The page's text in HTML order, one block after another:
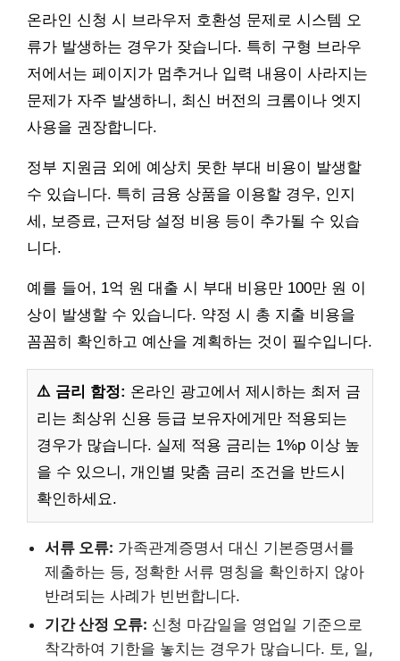
온라인 신청 시 브라우저 호환성 문제로 시스템 오
류가 발생하는 경우가 잦습니다. 특히 구형 브라우
저에서는 페이지가 멈추거나 입력 내용이 사라지는
문제가 자주 발생하니, 최신 버전의 크롬이나 엣지
사용을 권장합니다.
정부 지원금 외에 예상치 못한 부대 비용이 발생할
수 있습니다. 특히 금융 상품을 이용할 경우, 인지
세, 보증료, 근저당 설정 비용 등이 추가될 수 있습
니다.
예를 들어, 1억 원 대출 시 부대 비용만 100만 원 이
상이 발생할 수 있습니다. 약정 시 총 지출 비용을
꼼꼼히 확인하고 예산을 계획하는 것이 필수입니다.
⚠️ 금리 함정: 온라인 광고에서 제시하는 최저 금
리는 최상위 신용 등급 보유자에게만 적용되는
경우가 많습니다. 실제 적용 금리는 1%p 이상 높
을 수 있으니, 개인별 맞춤 금리 조건을 반드시
확인하세요.
서류 오류: 가족관계증명서 대신 기본증명서를
제출하는 등, 정확한 서류 명칭을 확인하지 않아
반려되는 사례가 빈번합니다.
기간 산정 오류: 신청 마감일을 영업일 기준으로
착각하여 기한을 놓치는 경우가 많습니다. 토, 일,